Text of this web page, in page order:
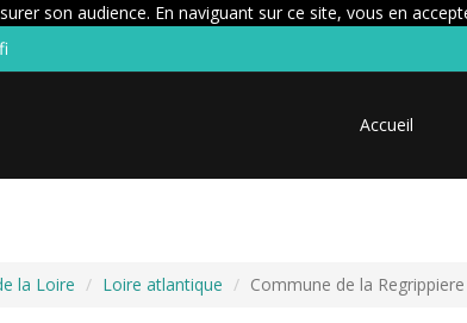
son audience. En naviguant sur ce site, vous en
Accueil
la Loire Loire atlantique Commune de la Regrippiere